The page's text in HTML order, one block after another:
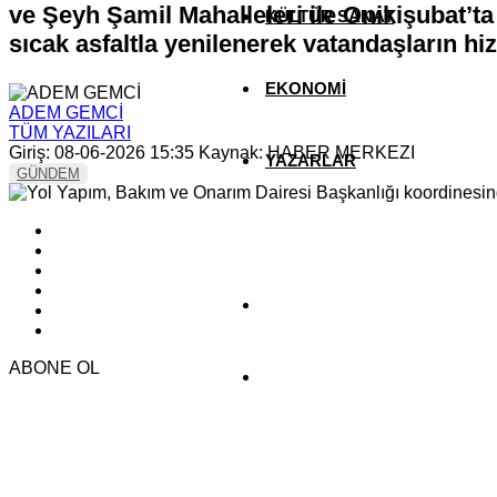
KÜLTÜR SANAT
EKONOMİ
YAZARLAR
ve Şeyh Şamil Mahalleleri ile
sıcak asfaltla yenilenerek vatandaşların
ADEM GEMCİ
TÜM YAZILARI
Giriş: 08-06-2026 15:35 Kaynak: HABER MERKEZI
GÜNDEM
ABONE OL